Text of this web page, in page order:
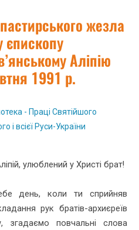
жезла
єпископу
Аліпію
1991 р.
- Праці Святійшого
і всієї Руси-України
улюблений у Христі брат!
день, коли ти сприйняв
рук братів-архиєреїв
згадаємо повчальні слова